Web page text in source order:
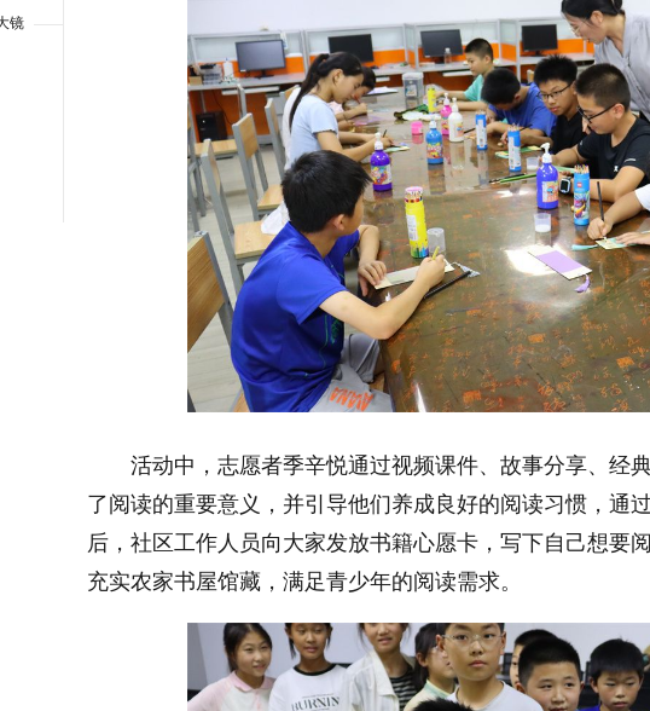
活动中，志愿者季辛悦通过视频课件、故事分享、经
了阅读的重要意义，并引导他们养成良好的阅读习惯，通
后，社区工作人员向大家发放书籍心愿卡，写下自己想要
充实农家书屋馆藏，满足青少年的阅读需求。
镜